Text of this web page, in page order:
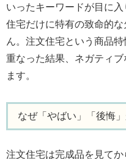
いったキーワードが目に
住宅だけに特有の致命的
ん。注文住宅という商品
重なった結果、ネガティ
ます。
なぜ「やばい」「後悔
注文住宅は完成品を見て